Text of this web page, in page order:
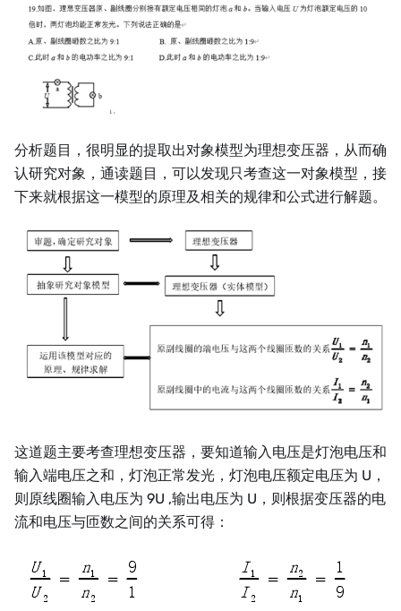
分析题目，很明显的提取出对象模型为理想变压器，从而确
认研究对象，通读题目，可以发现只考查这一对象模型，接
下来就根据这一模型的原理及相关的规律和公式进行解题。
这道题主要考查理想变压器，要知道输入电压是灯泡电压和
输入端电压之和，灯泡正常发光，灯泡电压额定电压为 U，
则原线圈输入电压为 9U ,输出电压为 U，则根据变压器的电
流和电压与匝数之间的关系可得：